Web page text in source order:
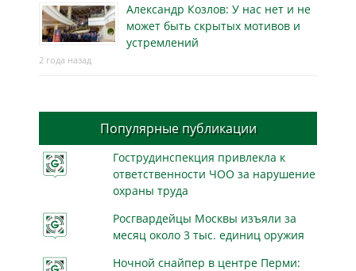
Александр Козлов: У нас нет и не
может быть скрытых мотивов и
устремлений
2 года назад
Популярные публикации
Гострудинспекция привлекла к
ответственности ЧОО за нарушение
охраны труда
Росгвардейцы Москвы изъяли за
месяц около 3 тыс. единиц оружия
Ночной снайпер в центре Перми: